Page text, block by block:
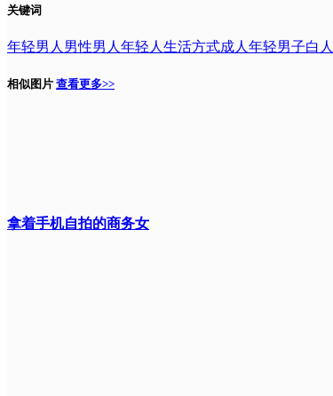
关键词
年轻男人 男性男人 年轻人 生活方式成人 年轻男子白人
相似图片 查看更多>>
拿着手机自拍的商务女